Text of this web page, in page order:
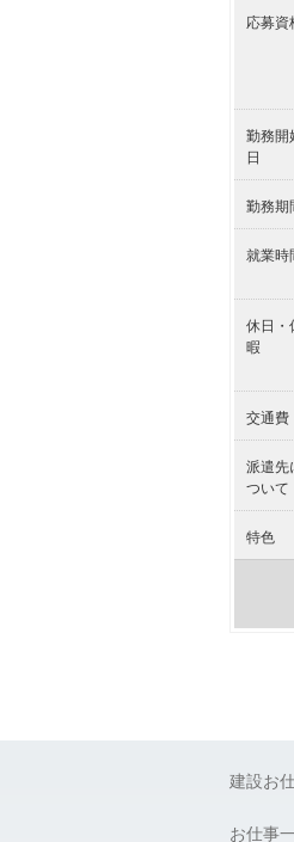
応募資
勤務開
日
勤務期
就業時
休日・
暇
交通費
派遣先
ついて
特色
建設お
お仕事